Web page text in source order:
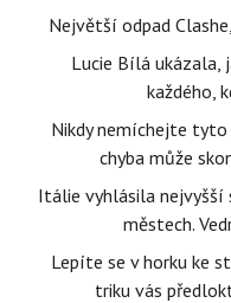
Největší odpad
Lucie Bílá ukázala,
každého,
Nikdy nemíchejte
chyba může
Itálie vyhlásila nejvyšší
městech.
Lepíte se v horku ke
triku vás